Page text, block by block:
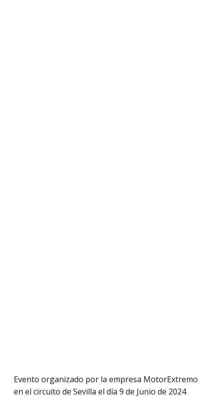
Evento organizado por la empresa MotorExtremo
en el circuito de Sevilla el día 9 de Junio de 2024